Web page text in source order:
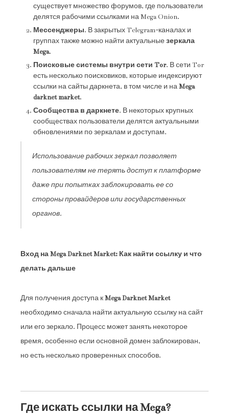
существует множество форумов, где пользователи
делятся рабочими ссылками на Mega Onion.
Мессенджеры. В закрытых Telegram-каналах и
группах также можно найти актуальныезеркала
Mega.
Поисковые системы внутри сети Tor. В сети Tor
есть несколько поисковиков, которые индексируют
ссылки на сайты даркнета, в том числе и наMega
darknet market.
Сообщества в даркнете. В некоторых крупных
сообществах пользователи делятся актуальными
обновлениями по зеркалам и доступам.
Использование рабочих зеркал позволяет
пользователям не терять доступ к платформе
даже при попытках заблокировать ее со
стороны провайдеров или государственных
органов.
Вход на Mega Darknet Market: Как найти ссылку и что
делать дальше
Для получения доступа кMega Darknet Market
необходимо сначала найти актуальную ссылку на сайт
или его зеркало. Процесс может занять некоторое
время, особенно если основной домен заблокирован,
но есть несколько проверенных способов.
Где искать ссылки на Mega?